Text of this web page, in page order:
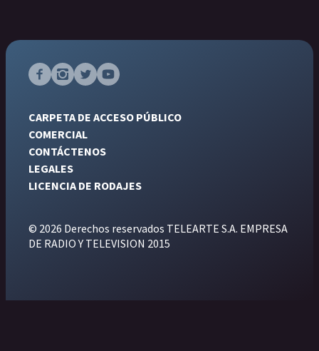
CARPETA DE ACCESO PÚBLICO
COMERCIAL
CONTÁCTENOS
LEGALES
LICENCIA DE RODAJES
© 2026 Derechos reservados TELEARTE S.A. EMPRESA
DE RADIO Y TELEVISION 2015